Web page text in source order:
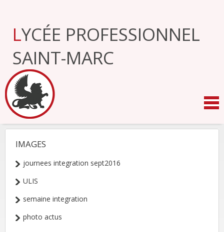
navigation
LYCÉE PROFESSIONNEL
SAINT-MARC
NAVIGATION
IMAGES
journees integration sept2016
ULIS
semaine integration
photo actus